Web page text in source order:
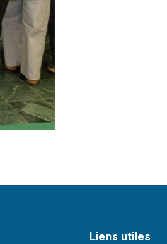
Liens utiles